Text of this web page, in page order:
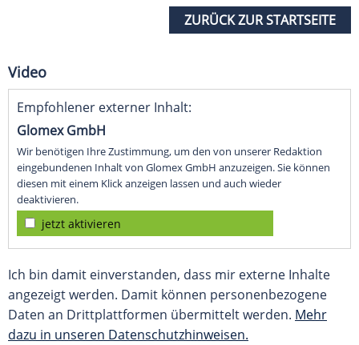
ZURÜCK ZUR STARTSEITE
Video
Empfohlener externer Inhalt:
Glomex GmbH
Wir benötigen Ihre Zustimmung, um den von unserer Redaktion
eingebundenen Inhalt von Glomex GmbH anzuzeigen. Sie können
diesen mit einem Klick anzeigen lassen und auch wieder
deaktivieren.
jetzt aktivieren
Ich bin damit einverstanden, dass mir externe Inhalte
angezeigt werden. Damit können personenbezogene
Daten an Drittplattformen übermittelt werden. Mehr
dazu in unseren Datenschutzhinweisen.